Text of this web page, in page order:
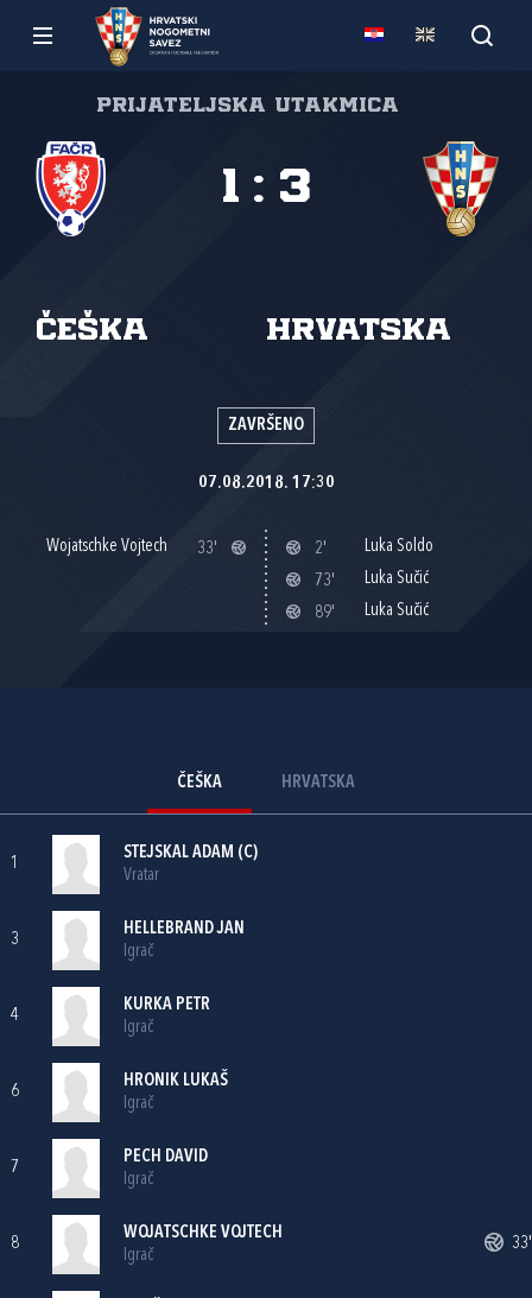
Prijateljska utakmica
Češka Hrvatska
1 : 3
ZAVRŠENO
07.08.2018. 17:30
Wojatschke Vojtech 33' 2'
Luka Soldo
73'
Luka Sučić
89'
Luka Sučić
ČEŠKA HRVATSKA
1
STEJSKAL ADAM (C)
Vratar
3
HELLEBRAND JAN
Igrač
4
KURKA PETR
Igrač
6
HRONIK LUKAŠ
Igrač
7
PECH DAVID
Igrač
8
WOJATSCHKE VOJTECH
Igrač
33'